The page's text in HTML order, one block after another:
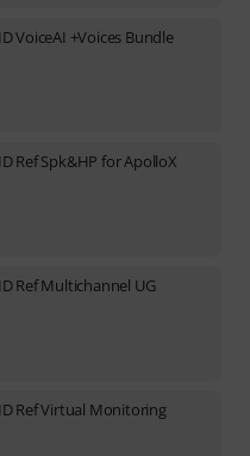
VoiceAI +Voices Bundle
Ref Spk&HP for ApolloX
Ref Multichannel UG
Ref Virtual Monitoring